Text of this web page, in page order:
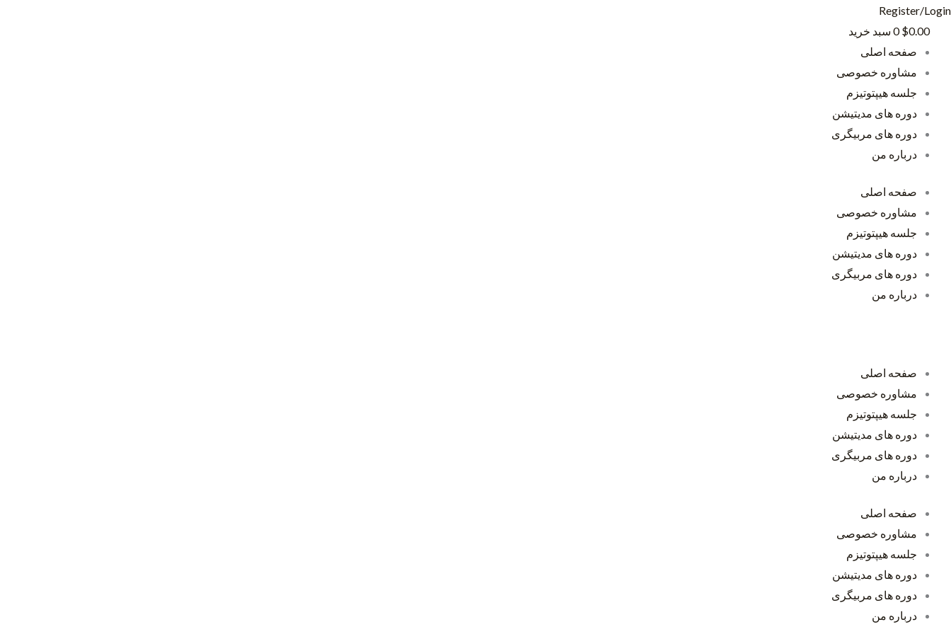
پرش
محتوا
Register/Login
$0.00
0 سبد خرید
صفحه اصلی
مشاوره خصوصی
جلسه هیپتوتیزم
دوره های مدیتیشن
دوره های مربیگری
درباره من
صفحه اصلی
مشاوره خصوصی
جلسه هیپتوتیزم
دوره های مدیتیشن
دوره های مربیگری
درباره من
صفحه اصلی
مشاوره خصوصی
جلسه هیپتوتیزم
دوره های مدیتیشن
دوره های مربیگری
درباره من
صفحه اصلی
مشاوره خصوصی
جلسه هیپتوتیزم
دوره های مدیتیشن
دوره های مربیگری
درباره من